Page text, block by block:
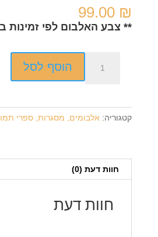
99.00 ₪
** צבע האלבום לפי זמינות
10X15
הוסף לסל
קטגוריה: אלבומים, מסגרות, ספרי
חוות דעת (0)
חוות דעת